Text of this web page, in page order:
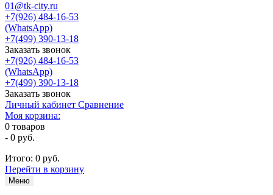
01@tk-city.ru
+7(926) 484-16-53
(WhatsApp)
+7(499) 390-13-18
Заказать звонок
+7(926) 484-16-53
(WhatsApp)
+7(499) 390-13-18
Заказать звонок
Личный кабинет Сравнение
Моя корзина:
0 товаров
- 0 руб.
Итого: 0 руб.
Перейти в корзину
Меню